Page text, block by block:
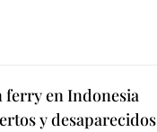
ferry en Indonesia
y desaparecidos